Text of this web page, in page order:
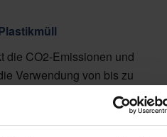
die CO2-Emissionen und
Verwendung von bis zu
vollständig recycelbar ist.
kann diese
bei geringem